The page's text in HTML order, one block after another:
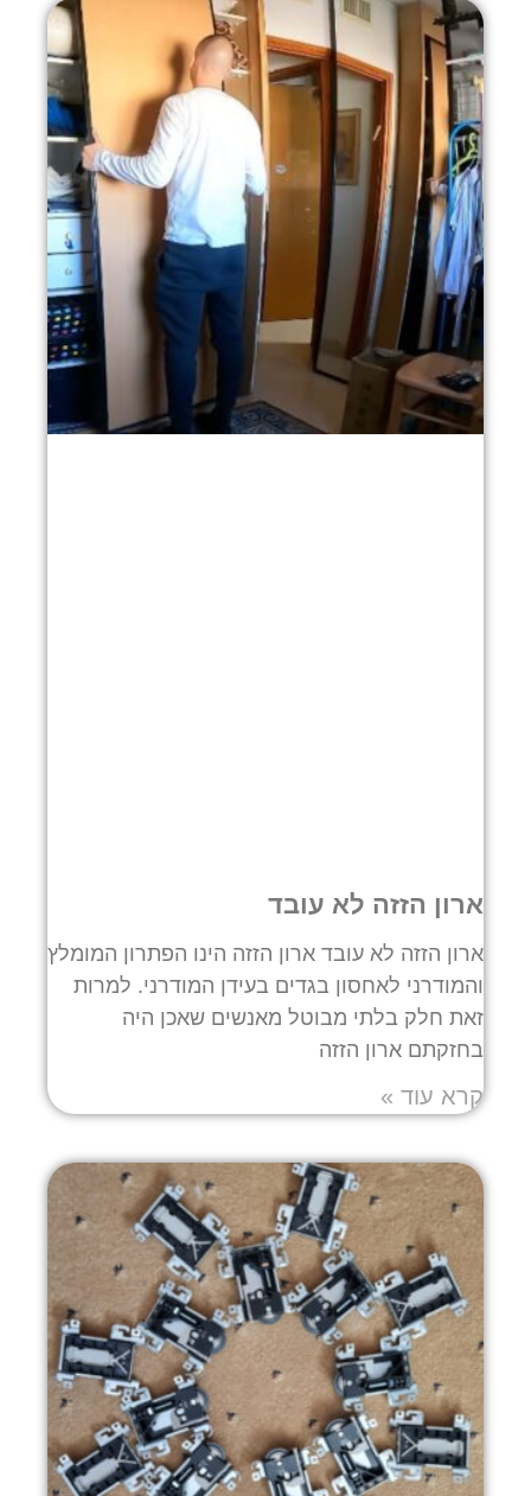
ארון הזזה לא עובד
ארון הזזה לא עובד ארון הזזה הינו הפתרון המומלץ
והמודרני לאחסון בגדים בעידן המודרני. למרות
זאת חלק בלתי מבוטל מאנשים שאכן היה
בחזקתם ארון הזזה
קרא עוד »